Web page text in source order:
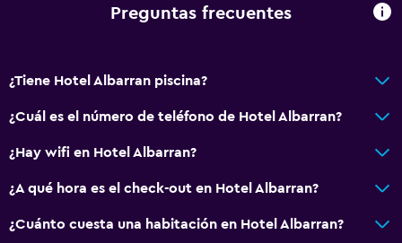
Papel higiénico
Baño privado
Ducha italiana
General
Vista a una calle tranquila
Preguntas frecuentes
¿Tiene Hotel Albarran piscina?
¿Cuál es el número de teléfono de Hotel Albarran?
¿Hay wifi en Hotel Albarran?
¿A qué hora es el check-out en Hotel Albarran?
¿Cuánto cuesta una habitación en Hotel Albarran?